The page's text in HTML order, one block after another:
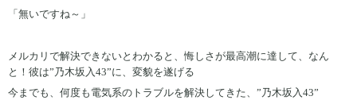
「無いですね～」
メルカリで解決できないとわかると、悔しさが最高潮に達して、なん
と！彼は”乃木坂入43”に、変貌を遂げる
今までも、何度も電気系のトラブルを解決してきた、”乃木坂入43”